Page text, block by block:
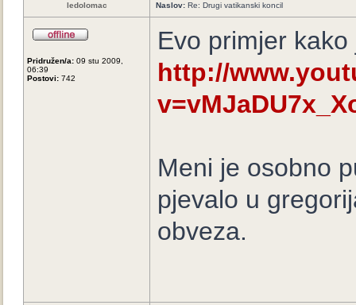
ledolomac Naslov: Re: Drugi vatikanski koncil
Pridružen/a: 09 stu 2009,
06:39
Postovi: 742
Evo primjer
http://
Meni je osobno
pjevalo u
obveza.